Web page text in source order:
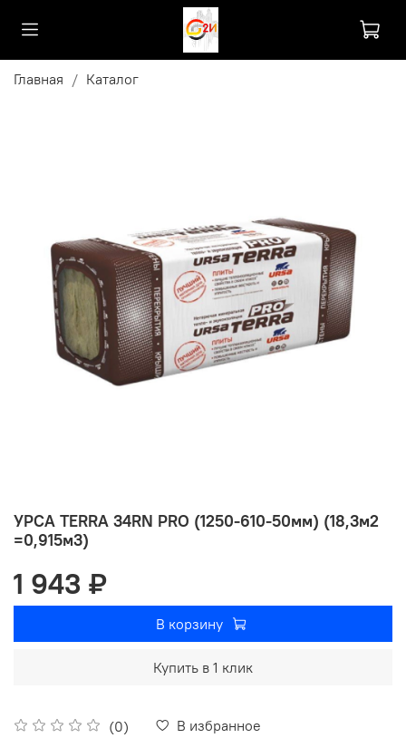
Главная Каталог
УРСА TERRA 34RN PRO (1250-610-50мм) (18,3м2
=0,915м3)
(0) В избранное
1 943 ₽
В корзину
Купить в 1 клик